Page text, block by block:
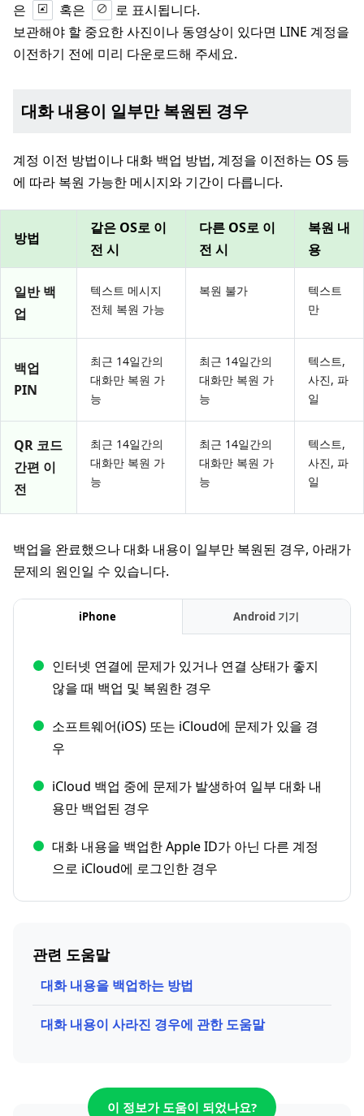
은
혹은
로 표시됩니다.
보관해야 할 중요한 사진이나 동영상이 있다면 LINE 계정을
이전하기 전에 미리 다운로드해 주세요.
대화 내용이 일부만 복원된 경우
계정 이전 방법이나 대화 백업 방법, 계정을 이전하는 OS 등
에 따라 복원 가능한 메시지와 기간이 다릅니다.
방법
같은 OS로 이
전 시
다른 OS로 이
전 시
복원 내
용
일반 백
업
텍스트 메시지
전체 복원 가능
복원 불가
텍스트
만
백업
PIN
최근 14일간의
대화만 복원 가
능
최근 14일간의
대화만 복원 가
능
텍스트,
사진, 파
일
QR 코드
간편 이
전
최근 14일간의
대화만 복원 가
능
최근 14일간의
대화만 복원 가
능
텍스트,
사진, 파
일
백업을 완료했으나 대화 내용이 일부만 복원된 경우, 아래가
문제의 원인일 수 있습니다.
iPhone Android 기기
인터넷 연결에 문제가 있거나 연결 상태가 좋지
않을 때 백업 및 복원한 경우
소프트웨어(iOS) 또는 iCloud에 문제가 있을 경
우
iCloud 백업 중에 문제가 발생하여 일부 대화 내
용만 백업된 경우
대화 내용을 백업한 Apple ID가 아닌 다른 계정
으로 iCloud에 로그인한 경우
관련 도움말
대화 내용을 백업하는 방법
대화 내용이 사라진 경우에 관한 도움말
이 정보가 도움이 되었나요?